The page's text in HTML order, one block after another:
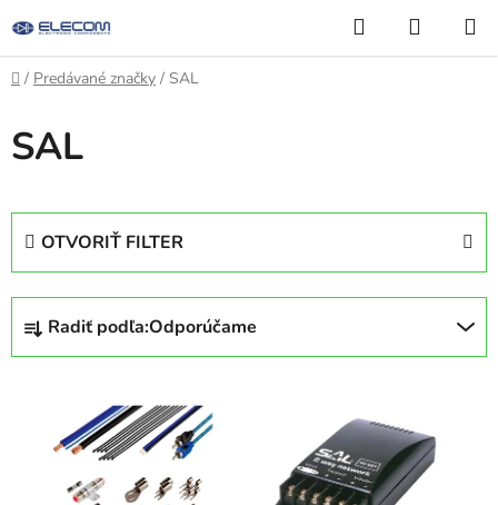
na
obsah
Hľadať
KOŠÍK
Domov
/ Predávané značky / SAL
SAL
OTVORIŤ FILTER
R
d
Radiť podľa:Odporúčame